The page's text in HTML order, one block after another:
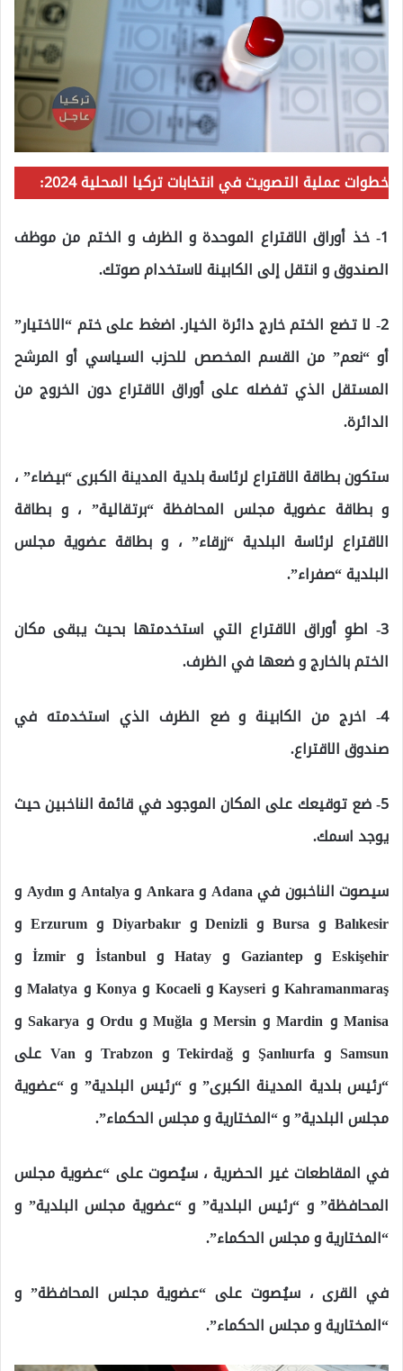
خطوات عملية التصويت في انتخابات تركيا المحلية 2024:
1- خذ أوراق الاقتراع الموحدة و الظرف و الختم من موظف
الصندوق و انتقل إلى الكابينة لاستخدام صوتك.
2- لا تضع الختم خارج دائرة الخيار. اضغط على ختم “الاختيار”
أو “نعم” من القسم المخصص للحزب السياسي أو المرشح
المستقل الذي تفضله على أوراق الاقتراع دون الخروج من
الدائرة.
ستكون بطاقة الاقتراع لرئاسة بلدية المدينة الكبرى “بيضاء” ،
و بطاقة عضوية مجلس المحافظة “برتقالية” ، و بطاقة
الاقتراع لرئاسة البلدية “زرقاء” ، و بطاقة عضوية مجلس
البلدية “صفراء”.
3- اطوِ أوراق الاقتراع التي استخدمتها بحيث يبقى مكان
الختم بالخارج و ضعها في الظرف.
4- اخرج من الكابينة و ضع الظرف الذي استخدمته في
صندوق الاقتراع.
5- ضع توقيعك على المكان الموجود في قائمة الناخبين حيث
يوجد اسمك.
سيصوت الناخبون في Adana و Ankara و Antalya و Aydın و
Balıkesir و Bursa و Denizli و Diyarbakır و Erzurum و
Eskişehir و Gaziantep و Hatay و İstanbul و İzmir و
Kahramanmaraş و Kayseri و Kocaeli و Konya و Malatya و
Manisa و Mardin و Mersin و Muğla و Ordu و Sakarya و
Samsun و Şanlıurfa و Tekirdağ و Trabzon و Van على
“رئيس بلدية المدينة الكبرى” و “رئيس البلدية” و “عضوية
مجلس البلدية” و “المختارية و مجلس الحكماء”.
في المقاطعات غير الحضرية ، سيُصوت على “عضوية مجلس
المحافظة” و “رئيس البلدية” و “عضوية مجلس البلدية” و
“المختارية و مجلس الحكماء”.
في القرى ، سيُصوت على “عضوية مجلس المحافظة” و
“المختارية و مجلس الحكماء”.